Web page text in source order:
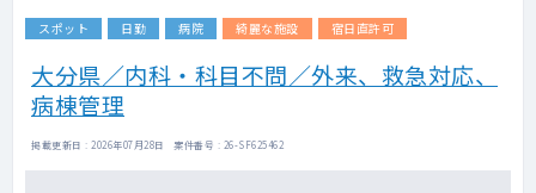
スポット 日勤 病院 綺麗な施設 宿日直許可
大分県／内科・科目不問／外来、救急対応、
病棟管理
掲載更新日 : 2026年07月28日 案件番号 : 26-SF625462